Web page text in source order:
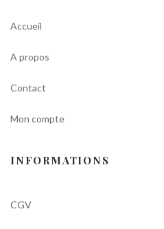
Accueil
A propos
Contact
Mon compte
INFORMATIONS
CGV